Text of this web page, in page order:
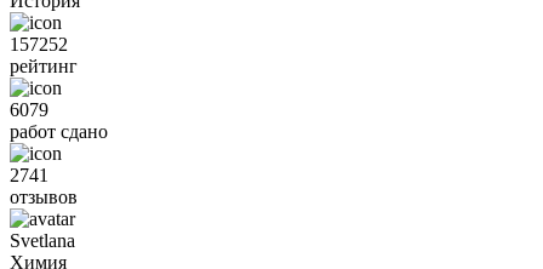
157252
рейтинг
6079
работ сдано
2741
отзывов
Svetlana
Химия